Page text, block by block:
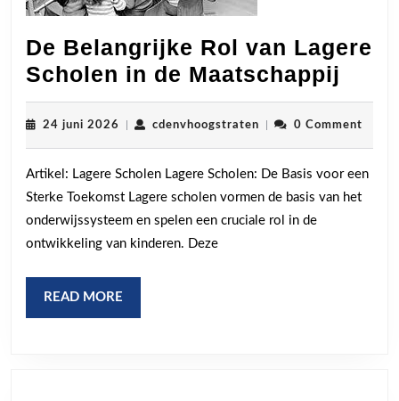
De Belangrijke Rol van Lagere
Scholen in de Maatschappij
Rol
van
24 juni 2026 24
cdenvhoogstratencdenvhoogstraten
0 Comment
Artikel: Lagere Scholen Lagere Scholen: De Basis voor een
Sterke Toekomst Lagere scholen vormen de basis van het
onderwijssysteem en spelen een cruciale rol in de
ontwikkeling van kinderen. Deze
READ MORE
MORE